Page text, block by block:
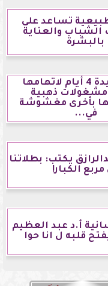
تساعد على
الشباب والعناية
بالبشرة
حبس سيدة 4 أيام لاتهامها
ذهبية
بأخرى مغشوشة
في...
يكتب: بطلاتنا
مربع الكبار!
أ.د عبد العظيم
قلبه ل انا حوا